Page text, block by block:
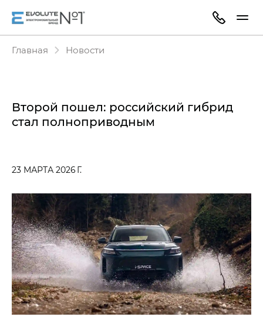
Главная Новости
Второй пошел: российский гибрид
стал полноприводным
23 МАРТА 2026 Г.